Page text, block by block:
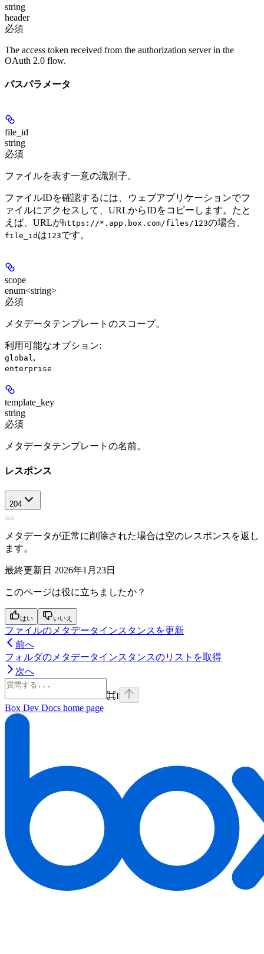
string
header
必須
The access token received from the authorization server in the
OAuth 2.0 flow.
パスパラメータ
file_id
string
必須
ファイルを表す一意の識別子。
ファイルIDを確認するには、ウェブアプリケーションでフ
ァイルにアクセスして、URLからIDをコピーします。たと
えば、URLがhttps://*.app.box.com/files/123の場合、
file_id は123です。
scope
enum<string>
必須
メタデータテンプレートのスコープ。
利用可能なオプション:
global,
enterprise
template_key
string
必須
メタデータテンプレートの名前。
レスポンス
204
メタデータが正常に削除された場合は空のレスポンスを返し
ます。
最終更新日 2026年1月23日
このページは役に立ちましたか？
はい いいえ
ファイルのメタデータインスタンスを更新
前へ
フォルダのメタデータインスタンスのリストを取得
次へ
⌘I
Box Dev Docs home page